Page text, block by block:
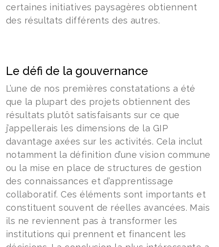
certaines initiatives paysagères obtiennent
des résultats différents des autres.
Le défi de la gouvernance
L’une de nos premières constatations a été
que la plupart des projets obtiennent des
résultats plutôt satisfaisants sur ce que
j’appellerais les dimensions de la GIP
davantage axées sur les activités. Cela inclut
notamment la définition d’une vision commune
ou la mise en place de structures de gestion
des connaissances et d’apprentissage
collaboratif. Ces éléments sont importants et
constituent souvent de réelles avancées. Mais
ils ne reviennent pas à transformer les
institutions qui prennent et financent les